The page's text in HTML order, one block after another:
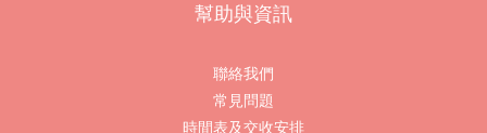
幫助與資訊
聯絡我們
常見問題
時間表及交收安排